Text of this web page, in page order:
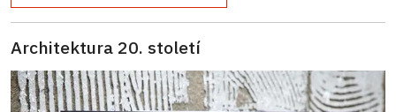
Architektura 20. století